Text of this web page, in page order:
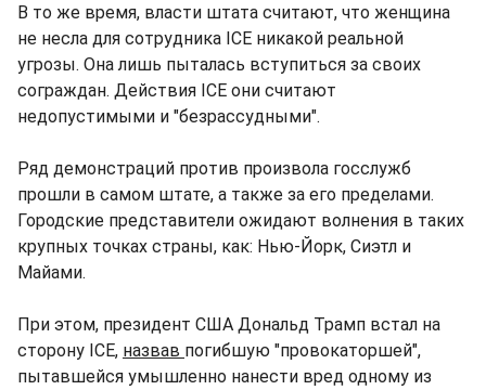
В то же время, власти штата считают, что женщина
не несла для сотрудника ICE никакой реальной
угрозы. Она лишь пыталась вступиться за своих
сограждан. Действия ICE они считают
недопустимыми и "безрассудными".
Ряд демонстраций против произвола госслужб
прошли в самом штате, а также за его пределами.
Городские представители ожидают волнения в таких
крупных точках страны, как: Нью-Йорк, Сиэтл и
Майами.
При этом, президент США Дональд Трамп встал на
сторону ICE, назвав погибшую "провокаторшей",
пытавшейся умышленно нанести вред одному из